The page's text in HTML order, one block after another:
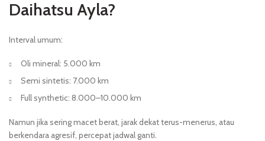
Daihatsu Ayla?
Interval umum:
Oli mineral: 5.000 km
Semi sintetis: 7.000 km
Full synthetic: 8.000–10.000 km
Namun jika sering macet berat, jarak dekat terus-menerus, atau
berkendara agresif, percepat jadwal ganti.